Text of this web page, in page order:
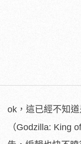
ok，這已經不知道
（Godzilla: King